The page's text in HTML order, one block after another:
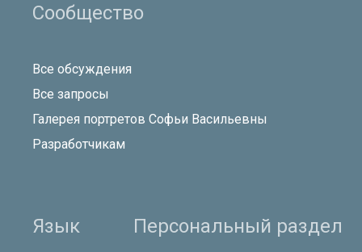
Сообщество
Все обсуждения
Все запросы
Галерея портретов Софьи Васильевны
Разработчикам
Язык Персональный раздел